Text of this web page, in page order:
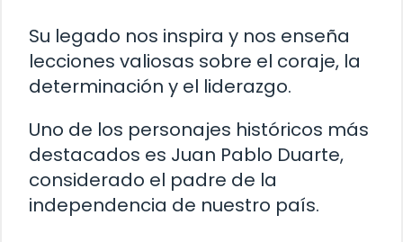
Su legado nos inspira y nos enseña
lecciones valiosas sobre el coraje, la
determinación y el liderazgo.
Uno de los personajes históricos más
destacados es Juan Pablo Duarte,
considerado el padre de la
independencia de nuestro país.